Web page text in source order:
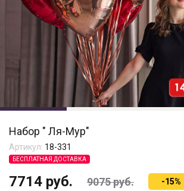
Набор " Ля-Мур"
Артикул: 18-331
БЕСПЛАТНАЯ ДОСТАВКА
7714 руб. 9075руб. -15%